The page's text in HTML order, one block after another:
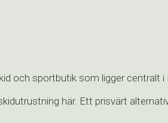
och sportbutik som ligger centralt i
här. Ett prisvärt